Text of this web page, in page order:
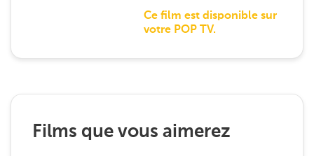
Ce film est disponible sur
votre POP TV.
Films que vous aimerez